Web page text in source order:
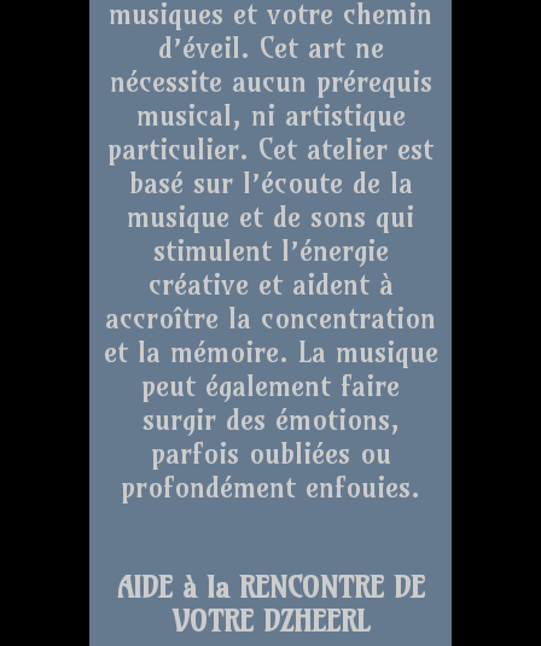
musiques et votre chemin
d’éveil. Cet art ne
nécessite aucun prérequis
musical, ni artistique
particulier. Cet atelier est
basé sur l’écoute de la
musique et de sons qui
stimulent l’énergie
créative et aident à
accroître la concentration
et la mémoire. La musique
peut également faire
surgir des émotions,
parfois oubliées ou
profondément enfouies.
AIDE à la RENCONTRE DE
VOTRE DZHEERL